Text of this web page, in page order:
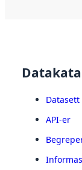
Datasett
API-er